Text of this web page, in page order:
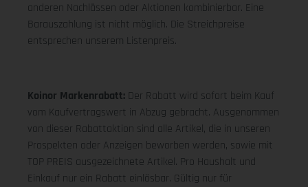
anderen Nachlässen oder Aktionen kombinierbar. Eine
Barauszahlung ist nicht möglich. Die Streichpreise
entsprechen unserem Listenpreis.
Koinor Markenrabatt: Der Rabatt wird sofort beim Kauf
vom Kaufvertragswert in Abzug gebracht. Ausgenommen
von dieser Rabattaktion sind alle Artikel, die in unseren
Prospekten oder Anzeigen beworben werden, sowie mit
TOP PREIS ausgezeichnete Artikel. Pro Haushalt und
Einkauf nur ein Rabatt einlösbar. Gültig nur für